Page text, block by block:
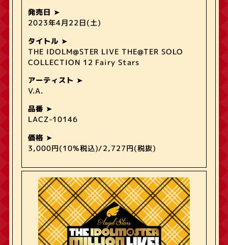
発売日
2023年4月22日(土)
タイトル
THE IDOLM@STER LIVE THE@TER SOLO
COLLECTION 12 Fairy Stars
アーティスト
V.A.
品番
LACZ-10146
価格
3,000円(10%税込)/2,727円(税抜)